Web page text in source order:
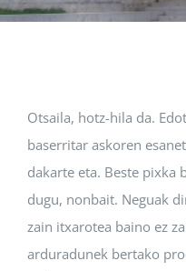
Otsaila, hotz-hila da.
baserritar askoren
dakarte eta. Beste pixka
dugu, nonbait. Neguak
zain itxarotea baino ez
arduradunek bertako